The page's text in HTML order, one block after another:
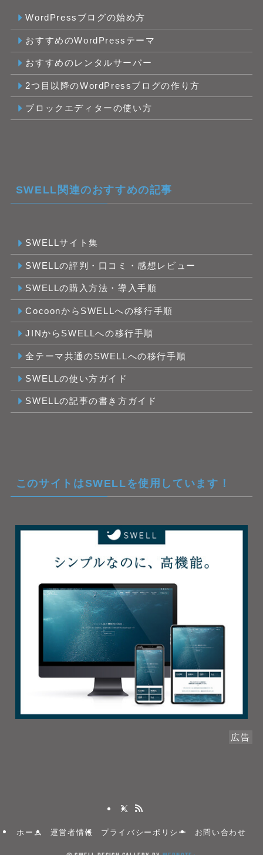
WordPressブログの始め方
おすすめのWordPressテーマ
おすすめのレンタルサーバー
2つ目以降のWordPressブログの作り方
ブロックエディターの使い方
SWELL関連のおすすめの記事
SWELLサイト集
SWELLの評判・口コミ・感想レビュー
SWELLの購入方法・導入手順
CocoonからSWELLへの移行手順
JINからSWELLへの移行手順
全テーマ共通のSWELLへの移行手順
SWELLの使い方ガイド
SWELLの記事の書き方ガイド
このサイトはSWELLを使用しています！
広告
ホーム 運営者情報 プライバシーポリシー お問い合わせ